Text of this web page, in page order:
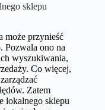
sklepu
może przynieść
Pozwala ono na
wyszukiwania,
Co więcej,
Zatem
lokalnego sklepu